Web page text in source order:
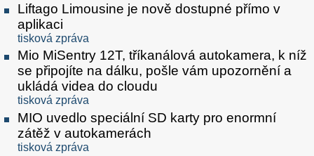
Liftago Limousine je nově dostupné přímo v
aplikaci
tisková zpráva
Mio MiSentry 12T, tříkanálová autokamera, k níž
se připojíte na dálku, pošle vám upozornění a
ukládá videa do cloudu
tisková zpráva
MIO uvedlo speciální SD karty pro enormní
zátěž v autokamerách
tisková zpráva